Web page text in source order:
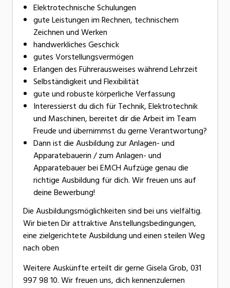
Elektrotechnische Schulungen
gute Leistungen im Rechnen, technischem
Zeichnen und Werken
handwerkliches Geschick
gutes Vorstellungsvermögen
Erlangen des Führerausweises während Lehrzeit
Selbständigkeit und Flexibilität
gute und robuste körperliche Verfassung
Interessierst du dich für Technik, Elektrotechnik
und Maschinen, bereitet dir die Arbeit im Team
Freude und übernimmst du gerne Verantwortung?
Dann ist die Ausbildung zur Anlagen- und
Apparatebauerin / zum Anlagen- und
Apparatebauer bei EMCH Aufzüge genau die
richtige Ausbildung für dich. Wir freuen uns auf
deine Bewerbung!
Die Ausbildungsmöglichkeiten sind bei uns vielfältig.
Wir bieten Dir attraktive Anstellungsbedingungen,
eine zielgerichtete Ausbildung und einen steilen Weg
nach oben
Weitere Auskünfte erteilt dir gerne Gisela Grob, 031
997 98 10. Wir freuen uns, dich kennenzulernen